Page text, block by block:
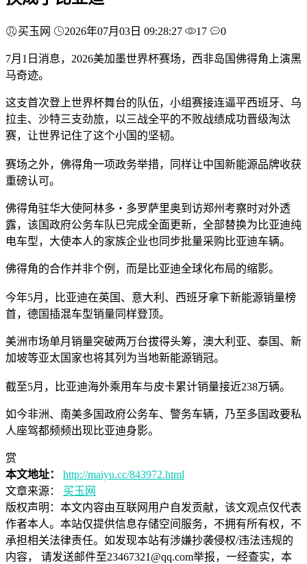
买玉网 2026年07月03日 09:28:27 17 0
7月1日消息，2026美加墨世界杯赛场，西非岛国佛得角上演黑
马奇迹。
这支首次登上世界杯舞台的队伍，小组赛接连逼平西班牙、乌
拉圭、沙特三支劲旅，以三战全平的不败战绩成功晋级淘汰
赛，让世界记住了这个小国的坚韧。
赛场之外，佛得角一项政务举措，同样让中国新能源品牌收获
重磅认可。
佛得角驻华大使阿林多・多罗萨里奥到访郑州考察时对外透
露，该国政府公务车队已完成全面更新，全部替换为比亚迪纯
电车型，大使本人的家族企业也同步批量采购比亚迪车辆。
佛得角的合作并非个例，而是比亚迪全球化布局的缩影。
今年5月，比亚迪在英国、意大利、西班牙拿下新能源销量榜
首，德国插混车型销量同样登顶。
美洲市场单月销量突破两万台拔得头筹，澳大利亚、泰国、新
加坡等亚太国家也将其列为当地新能源销冠。
截至5月，比亚迪海外乘用车与皮卡累计销量接近238万辆。
如今非洲、南美多国政府公务车、警务车辆，乃至多国政要私
人座驾都频频出现比亚迪身影。
赏
本文地址：
http://maiyu.cc/843972.html
文章来源：
买玉网
版权声明： 本文内容由互联网用户自发贡献，该文观点仅代表
作者本人。本站仅提供信息存储空间服务，不拥有所有权，不
承担相关法律责任。如发现本站有涉嫌抄袭侵权/违法违规的
内容， 请发送邮件至23467321@qq.com举报，一经查实，本